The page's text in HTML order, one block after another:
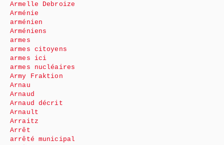
Armelle Debroize
Arménie
arménien
Arméniens
armes
armes citoyens
armes ici
armes nucléaires
Army Fraktion
Arnau
Arnaud
Arnaud décrit
Arnault
Arraitz
Arrêt
arrêté municipal